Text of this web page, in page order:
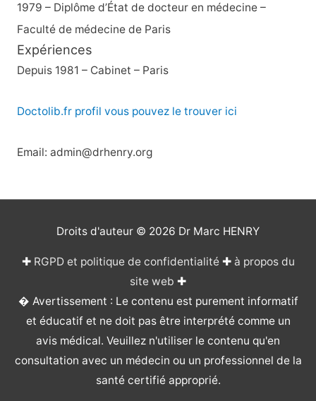
1979 – Diplôme d’État de docteur en médecine –
Faculté de médecine de Paris
Expériences
Depuis 1981 – Cabinet – Paris
Doctolib.fr profil vous pouvez le trouver ici
Email: admin@drhenry.org
Droits d'auteur © 2026 Dr Marc HENRY
✚ RGPD et politique de confidentialité✚ à propos du
site web ✚
� Avertissement : Le contenu est purement informatif
et éducatif et ne doit pas être interprété comme un
avis médical. Veuillez n'utiliser le contenu qu'en
consultation avec un médecin ou un professionnel de la
santé certifié approprié.